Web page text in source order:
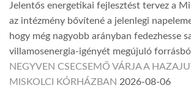
Jelentős energetikai fejlesztést tervez a
az intézmény bővítené a jelenlegi
hogy még nagyobb arányban fedezhesse
villamosenergia-igényét megújuló
NEGYVEN CSECSEMŐ VÁRJA A
MISKOLCI KÓRHÁZBAN 2026-08-06